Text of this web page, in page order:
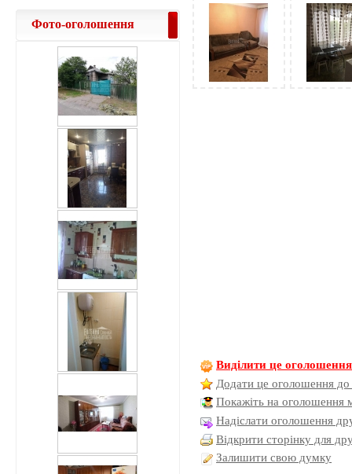
Виділити це оголошення
Додати це оголошення до
Покажіть на оголошення
Надіслати оголошення
Відкрити сторінку для
Залишити свою думку
Фото-оголошення